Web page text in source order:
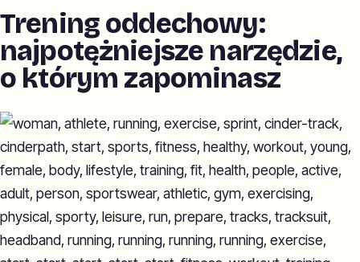
Trening oddechowy:
najpotężniejsze narzędzie,
o którym zapominasz